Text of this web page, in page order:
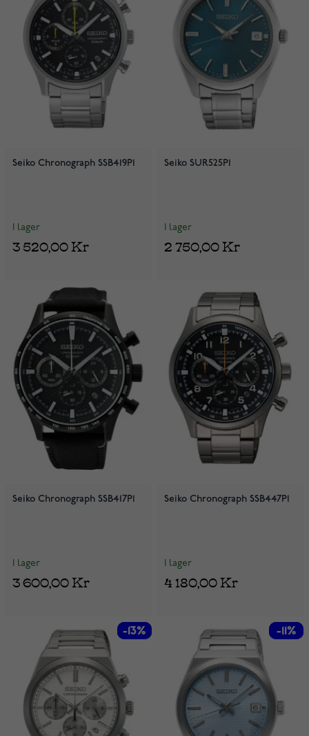
Seiko Chronograph SSB419P1
I lager
3 520,00 Kr
Seiko SUR525P1
I lager
2 750,00 Kr
Seiko Chronograph SSB417P1
I lager
3 600,00 Kr
Seiko Chronograph SSB447P1
I lager
4 180,00 Kr
-13%
-13% -11%
-11%